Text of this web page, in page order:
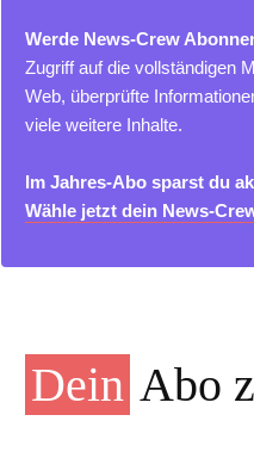
Werde News-Crew
Zugriff auf die vollständigen
Web, überprüfte
viele weitere Inhalte.
Im Jahres-Abo sparst du
Wähle jetzt dein News-
Dein Abo